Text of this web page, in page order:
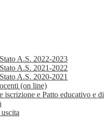
A.S. 2022-2023
A.S. 2021-2022
A.S. 2020-2021
(on line)
iscrizione e Patto educativo e di